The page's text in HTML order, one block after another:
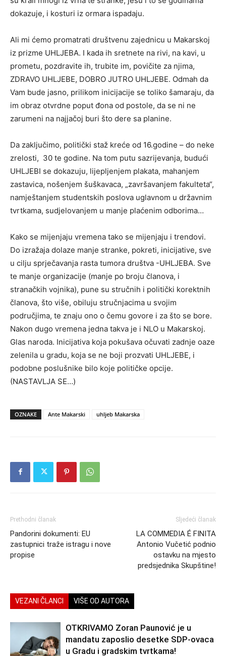
dokazuje, i kosturi iz ormara ispadaju.
Ali mi ćemo promatrati društvenu zajednicu u Makarskoj
iz prizme UHLJEBA. I kada ih sretnete na rivi, na kavi, u
prometu, pozdravite ih, trubite im, povičite za njima,
ZDRAVO UHLJEBE, DOBRO JUTRO UHLJEBE. Odmah da
Vam bude jasno, prilikom inicijacije se toliko šamaraju, da
im obraz otvrdne poput đona od postole, da se ni ne
zarumeni na najjačoj buri što dere sa planine.
Da zaključimo, politički staž kreće od 16.godine – do neke
zrelosti, 30 te godine. Na tom putu sazrijevanja, budući
UHLJEBI se dokazuju, lijepljenjem plakata, mahanjem
zastavica, nošenjem šuškavaca, „završavanjem fakulteta“,
namještanjem studentskih poslova uglavnom u državnim
tvrtkama, sudjelovanjem u manje plaćenim odborima…
Kako se mijenjaju vremena tako se mijenjaju i trendovi.
Do izražaja dolaze manje stranke, pokreti, inicijative, sve
u cilju sprječavanja rasta tumora društva -UHLJEBA. Sve
te manje organizacije (manje po broju članova, i
stranačkih vojnika), pune su stručnih i politički korektnih
članova, što više, obiluju stručnjacima u svojim
područjima, te znaju ono o čemu govore i za što se bore.
Nakon dugo vremena jedna takva je i NLO u Makarskoj.
Glas naroda. Inicijativa koja pokušava očuvati zadnje oaze
zelenila u gradu, koja se ne boji prozvati UHLJEBE, i
podobne poslušnike bilo koje političke opcije.
(NASTAVLJA SE…)
OZNAKE Ante Makarski uhljeb Makarska
Prethodni članak
Pandorini dokumenti: EU
zastupnici traže istragu i nove
propise
Sljedeći članak
LA COMMEDIA É FINITA
Antonio Vučetić podnio
ostavku na mjesto
predsjednika Skupštine!
VEZANI ČLANCI VIŠE OD AUTORA
OTKRIVAMO Zoran Paunović je u
mandatu zaposlio desetke SDP-ovaca
u Gradu i gradskim tvrtkama!